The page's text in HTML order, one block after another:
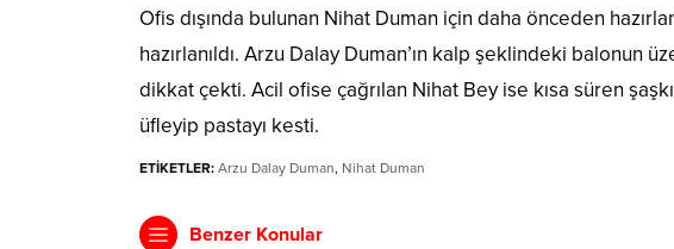
Ofis dışında bulunan Nihat Duman için daha önceden
hazırlanıldı. Arzu Dalay Duman’ın kalp şeklindeki balonun
dikkat çekti. Acil ofise çağrılan Nihat Bey ise kısa süren
üfleyip pastayı kesti.
ETİKETLER: Arzu Dalay Duman, Nihat Duman
Benzer Konular